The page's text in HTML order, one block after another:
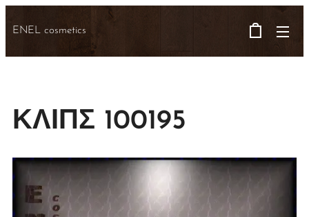
ENEL cosmetics
ΚΛΙΠΣ 100195